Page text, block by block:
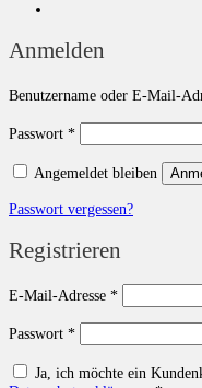
Anmelden
Benutzername oder E-Mail-
Passwort *Erforderlich
Angemeldet bleiben
Passwort vergessen?
Registrieren
E-Mail-Adresse *Erforderlich
Passwort *Erforderlich
Ja, ich möchte ein